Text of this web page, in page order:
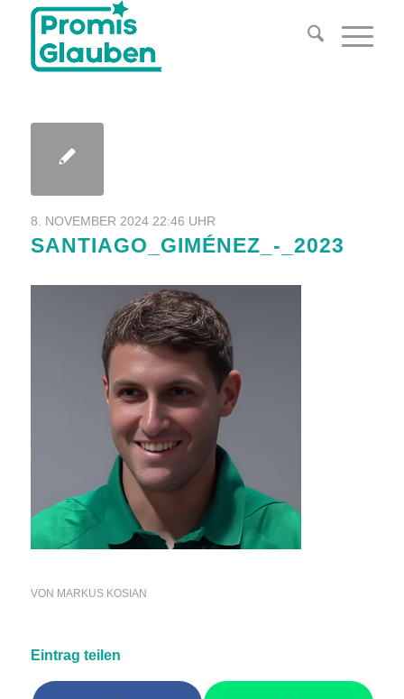
8. NOVEMBER 2024 22:46 UHR
SANTIAGO_GIMÉNEZ_-_2023
VON MARKUS KOSIAN
Eintrag teilen